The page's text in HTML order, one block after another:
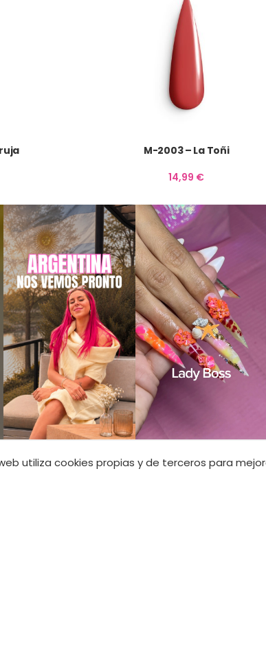
M-2003 – La Toñi
14,99 €
utiliza cookies propias y de terceros para